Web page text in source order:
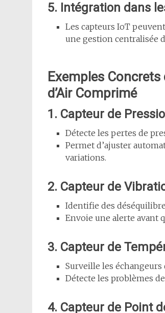
5. Intégration dans
Les capteurs IoT
une gestion centralisée
Exemples
d’Air Comprimé
1. Capteur de
Détecte les pertes de
Permet d’ajuster
variations.
2. Capteur de
Identifie des
Envoie une alerte avant
3. Capteur de
Surveille les
Détecte les problèmes
4. Capteur de Point